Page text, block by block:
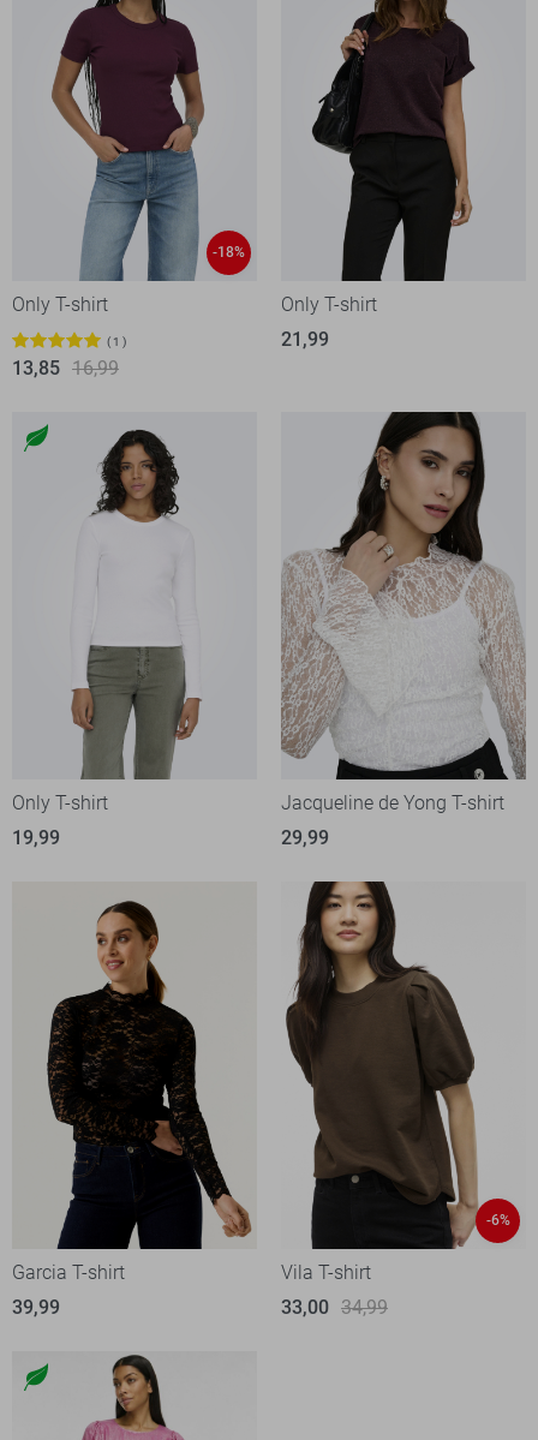
-18%
Only T-shirt
1
13,85 16,99
Only T-shirt
21,99
Only T-shirt
19,99
Jacqueline de Yong T-shirt
29,99
Garcia T-shirt
39,99
-6%
Vila T-shirt
33,00 34,99